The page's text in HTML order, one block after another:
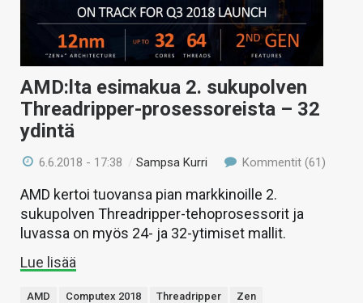
AMD:lta esimakua 2. sukupolven
Threadripper-prosessoreista – 32
ydintä
6.6.2018 - 17:38 /Sampsa Kurri Kommentit (61)
AMD kertoi tuovansa pian markkinoille 2.
sukupolven Threadripper-tehoprosessorit ja
luvassa on myös 24- ja 32-ytimiset mallit.
Lue lisää
AMD Computex 2018 Threadripper Zen